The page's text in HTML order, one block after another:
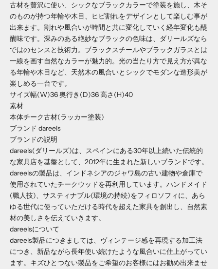
古材を贅沢に使い、シックなブラックカラーで塗装を施し、木そ
のものが持つ年輪や木目、ヒビ割れをデザインとして楽しむ事が
出来ます。割れや風合いが時間と共に変化していく経年変化も醍
醐味です。深みのある絶妙なブラックの色味は、ダリールズなら
ではのセンスと技術力。ブラックスチールやブラックガラスとは
一線を画す自然なカラーが魅力的。光の当たり方で見え方が異な
る年輪や木目など、天然木の風合いとシックでモダンな造形美が
楽しめる一台です。
サイズ幅(W)36奥行き(D)36高さ(H)40
素材
本体チーク古材(ラッカー塗装)
ブランド dareels
ブランドの説明
dareels(ダリールズ)は、スペインにある30年以上続いた伝統的
な家具店を基盤として、2012年に生まれた新しいブランドです。
dareelsの製品は、インドネシアのジャワ島の古い建物や倉庫で
使用されていたチークウッドを再利用しています。ハンドメイド
(職人技)、サスティナブル(環境の持続)をフィロソフィに、あら
ゆる世代に使っていただける時代を超えた家具を創出し、自然素
材の美しさを伝えていきます。
dareelsについて
dareels製品につきましては、ヴィンテージ感を再現する加工法
につき、新品ながら長年使い続けたような風合いに仕上がってい
ます。キズひとつない製品をご希望のお客様にはお勧め出来ませ